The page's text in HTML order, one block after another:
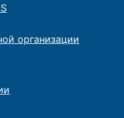
организации